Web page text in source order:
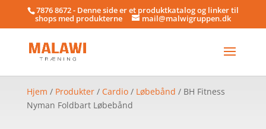
7876 8672 - Denne side er et produktkatalog og linker til
shops med produkterne mail@malwigruppen.dk
Hjem / Produkter/ Cardio/ Løbebånd / BH Fitness
Nyman Foldbart Løbebånd